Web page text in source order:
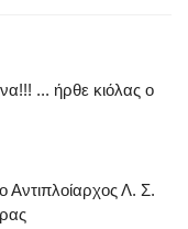
... ήρθε κιόλας ο
Λ. Σ.